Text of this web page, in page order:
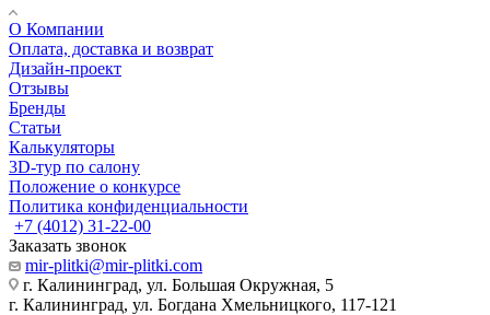
О Компании
Оплата, доставка и возврат
Дизайн-проект
Отзывы
Бренды
Статьи
Калькуляторы
3D-тур по салону
Положение о конкурсе
Политика конфиденциальности
+7 (4012) 31-22-00
Заказать звонок
mir-plitki@mir-plitki.com
г. Калининград, ул. Большая Окружная, 5
г. Калининград, ул. Богдана Хмельницкого, 117-121